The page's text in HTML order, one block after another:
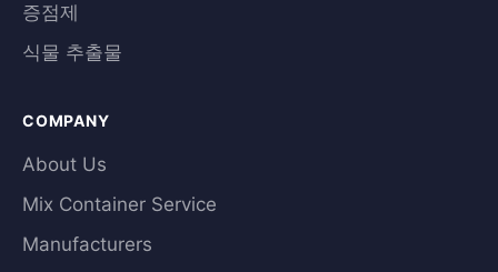
증점제
식물 추출물
COMPANY
About Us
Mix Container Service
Manufacturers